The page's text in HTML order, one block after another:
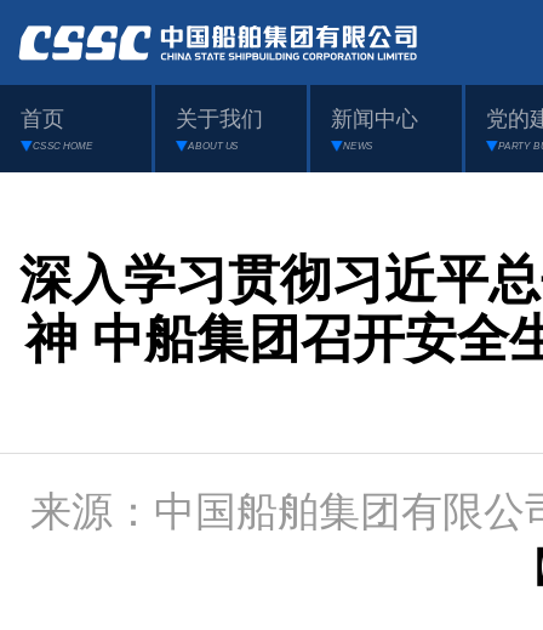
首页
CSSC HOME
关于我们
ABOUT US
新闻中心
NEWS
党的
PARTY
深入学习贯彻习近平
神 中船集团召开安全
来源：中国船舶集团